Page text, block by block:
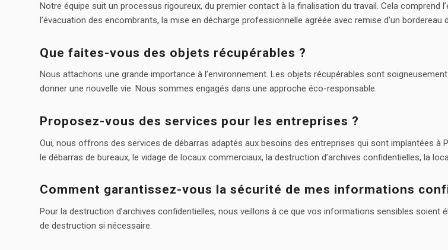
Notre équipe suit un processus rigoureux, du premier contact à la finalisation du travail. Cela comprend
l’évacuation des encombrants, la mise en décharge professionnelle agréée avec remise d’un bordereau
Que faites-vous des objets récupérables ?
Nous attachons une grande importance à l’environnement. Les objets récupérables sont
donner une nouvelle vie. Nous sommes engagés dans une approche éco-responsable.
Proposez-vous des services pour les entreprises ?
Oui, nous offrons des services de débarras adaptés aux besoins des entreprises qui sont implantées à
le débarras de bureaux, le vidage de locaux commerciaux, la destruction d’archives confidentielles, la
Comment garantissez-vous la sécurité de mes informations
Pour la destruction d’archives confidentielles, nous veillons à ce que vos informations sensibles
de destruction si nécessaire.